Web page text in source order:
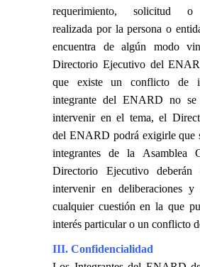
requerimiento, solicitud o
realizada por la persona o
encuentra de algún modo
Directorio Ejecutivo del
que existe un conflicto de
integrante del ENARD no se
intervenir en el tema, el
del ENARD podrá exigirle que
integrantes de la Asamblea
Directorio Ejecutivo deberán
intervenir en deliberaciones y
cualquier cuestión en la que
interés particular o un conflicto
III. Confidencialidad